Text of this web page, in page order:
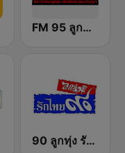
FM 95 ลูกทุ่งมหานคร อสมท
90 ลูกทุ่ง รักไทย